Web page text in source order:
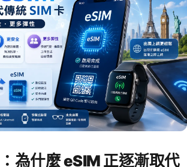
為什麼 eSIM 正逐漸取代